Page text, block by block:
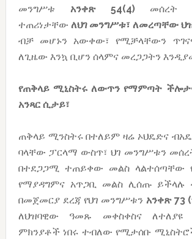
መንግሥቱ አንቀጽ 54(4)መሰረት
ተጠሪነታቸው ለህገ መንግሥቱ፣ ለመረጣቸው
ብቻ መሆኑን አውቀው፣ የሚቻላቸውን
ለጊዜው እንኳ ቢሆን ሰላምና መረጋጋትን
የጠቅላይ ሚኒስትሩ ለውጥን የማምጣት
አንጻር ሲታይ፣
ጠቅላይ ሚንስትሩ በተለይም ዛሬ ኦህዴድና
ባላቸው ፓርላማ ውስጥ፣ ህገ መንግሥቱን
በተደጋጋሚ ተጠይቀው መልስ ላልተሰጣቸው
የማያዳግምና አጥጋቢ መልስ ሊሰጡ ይችላሉ
በመጀመርያ ደረጃ የህገ መንግሥቱን አንቀጽ 73
ለህዝባዊው ዓመጹ መቀስቀስና ለተለያዩ
ምክንያቶች ነበሩ ተብለው የሚታሰቡ